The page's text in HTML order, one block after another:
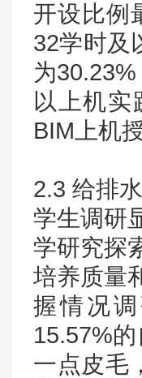
开设比例
32学时及
为
以上机实
BIM上机
2.3 给排
学生调研
学研究探
培养质量
握情况
15.57%
一点皮毛